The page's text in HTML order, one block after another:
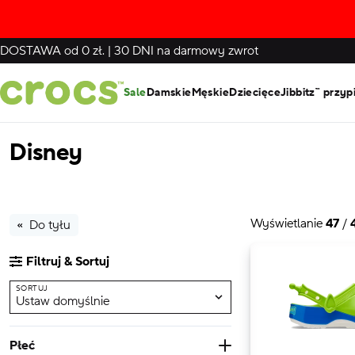
DOSTAWA od 0 zł. | 30 DNI na darmowy zwrot
SaleDamskieMęskieDziecięceJibbitz™
Disney
Do tyłu
Filtruj & Sortuj
SORTUJ
Ustaw domyślnie
Płeć
Wyświetlanie 47 /